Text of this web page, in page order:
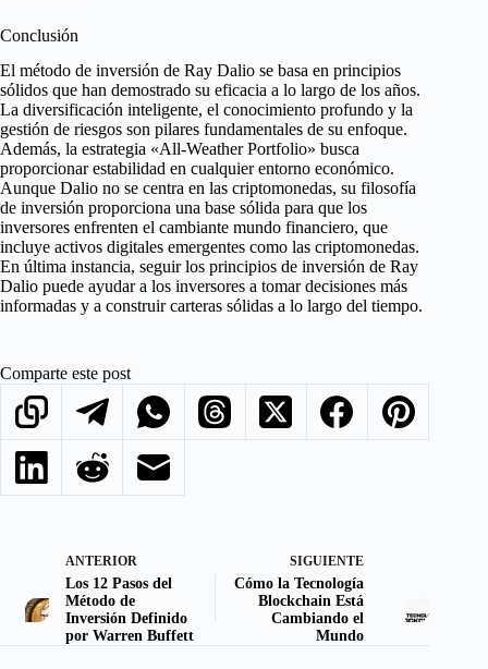
Conclusión
El método de inversión de Ray Dalio se basa en principios
sólidos que han demostrado su eficacia a lo largo de los años.
La diversificación inteligente, el conocimiento profundo y la
gestión de riesgos son pilares fundamentales de su enfoque.
Además, la estrategia «All-Weather Portfolio» busca
proporcionar estabilidad en cualquier entorno económico.
Aunque Dalio no se centra en las criptomonedas, su filosofía
de inversión proporciona una base sólida para que los
inversores enfrenten el cambiante mundo financiero, que
incluye activos digitales emergentes como las criptomonedas.
En última instancia, seguir los principios de inversión de Ray
Dalio puede ayudar a los inversores a tomar decisiones más
informadas y a construir carteras sólidas a lo largo del tiempo.
Comparte este post
ANTERIOR
Los 12 Pasos del
Método de
Inversión Definido
por Warren Buffett
SIGUIENTE
Cómo la Tecnología
Blockchain Está
Cambiando el
Mundo